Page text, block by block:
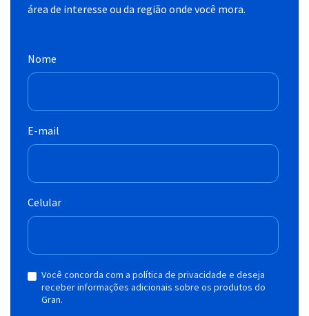
área de interesse ou da região onde você mora.
Nome
E-mail
Celular
Você concorda com a política de privacidade e deseja
receber informações adicionais sobre os produtos do
Gran.